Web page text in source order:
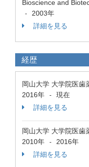
Bioscience and
-
2003年
詳細を見る
経歴
岡山大学 大学院医
2016年
-
現在
詳細を見る
岡山大学 大学院医
2010年
-
2016年
詳細を見る